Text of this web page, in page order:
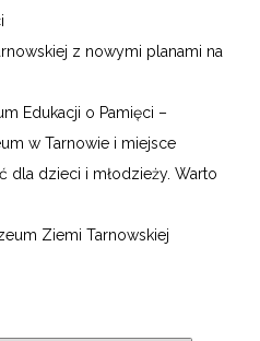
z nowymi planami na
Edukacji o Pamięci –
w Tarnowie i miejsce
dla dzieci i młodzieży. Warto
Ziemi Tarnowskiej